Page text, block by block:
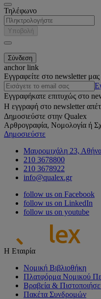
Τηλέφωνο
Υποβολή
anchor link
Εγγραφείτε στο newsletter μας
Εγγραφήκατε επιτυχώς στο
Η εγγραφή στο newsletter
Δημοσιεύστε στην Qualex
Αρθρογραφία, Νομολογία ή
Δημοσιεύστε
Μαυρομιχάλη 23,
210 3678800
210 3678922
info@qualex.gr
follow us on Facebook
follow us on LinkedIn
follow us on youtube
Η Εταιρία
Νομική Βιβλιοθήκη
Πλατφόρμα Νομικού
Βραβεία &
Πακέτα Συνδρομών